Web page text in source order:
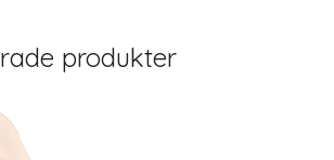
produkter